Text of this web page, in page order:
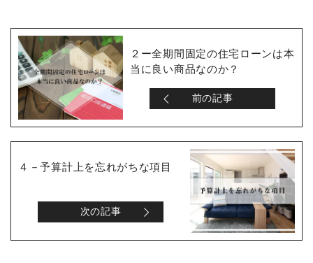
２ー全期間固定の住宅ローンは本
当に良い商品なのか？
前の記事
４－予算計上を忘れがちな項目
次の記事